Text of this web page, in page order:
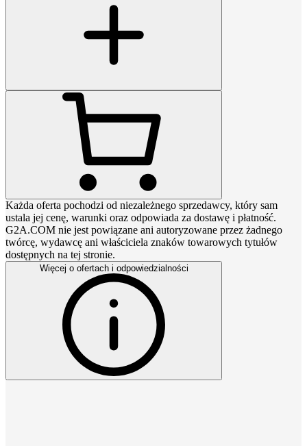
Każda oferta pochodzi od niezależnego sprzedawcy, który sam
ustala jej cenę, warunki oraz odpowiada za dostawę i płatność.
G2A.COM nie jest powiązane ani autoryzowane przez żadnego
twórcę, wydawcę ani właściciela znaków towarowych tytułów
dostępnych na tej stronie.
Więcej o ofertach i odpowiedzialności